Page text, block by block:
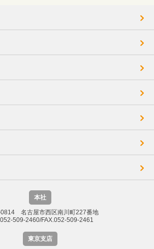
本社
名古屋市西区南川町227番地
509-2460/FAX.052-509-2461
東京支店